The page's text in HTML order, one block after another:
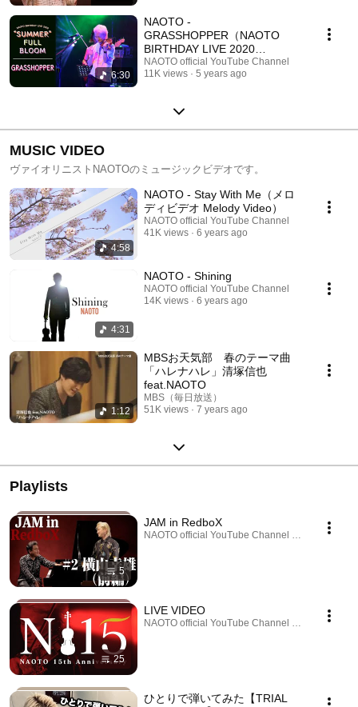
6:30
NAOTO -
GRASSHOPPER（NAOTO
BIRTHDAY LIVE 2020
"SUMMER" FULL BLOOM ver.)
for J-LODlive
NAOTO official YouTube Channel
11K views
5 years ago
MUSIC VIDEO
ヴァイオリニストNAOTOのミュージックビデオです。
4:58
NAOTO - Stay With Me（メロ
ディビデオ Melody Video）
NAOTO official YouTube Channel
41K views
6 years ago
4:31
NAOTO - Shining
NAOTO official YouTube Channel
14K views
6 years ago
1:12
MBSお天気部 春のテーマ曲
「ハレナハレ」清塚信也
feat.NAOTO
MBS（毎日放送）
51K views
7 years ago
Playlists
5
JAM in RedboX
NAOTO official YouTube Channel · Playlist
25
LIVE VIDEO
NAOTO official YouTube Channel · Playlist
ひとりで弾いてみた【TRIAL